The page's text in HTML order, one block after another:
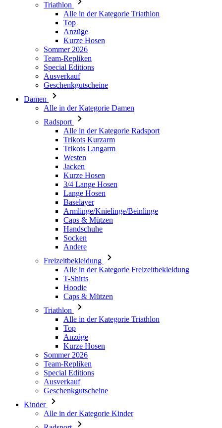
Triathlon
Alle in der Kategorie Triathlon
Top
Anzüge
Kurze Hosen
Sommer 2026
Team-Repliken
Special Editions
Ausverkauf
Geschenkgutscheine
Damen
Alle in der Kategorie Damen
Radsport
Alle in der Kategorie Radsport
Trikots Kurzarm
Trikots Langarm
Westen
Jacken
Kurze Hosen
3/4 Lange Hosen
Lange Hosen
Baselayer
Armlinge/Knielinge/Beinlinge
Caps & Mützen
Handschuhe
Socken
Andere
Freizeitbekleidung
Alle in der Kategorie Freizeitbekleidung
T-Shirts
Hoodie
Caps & Mützen
Triathlon
Alle in der Kategorie Triathlon
Top
Anzüge
Kurze Hosen
Sommer 2026
Team-Repliken
Special Editions
Ausverkauf
Geschenkgutscheine
Kinder
Alle in der Kategorie Kinder